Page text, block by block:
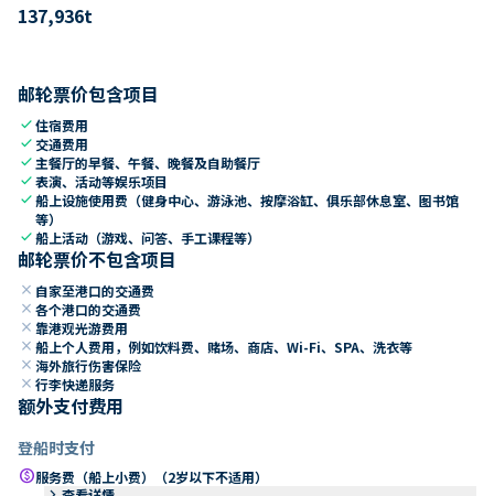
137,936t
邮轮票价包含项目
check住宿费用
check 交通费用
check 主餐厅的早餐、午餐、晚餐及自助餐厅
check表演、活动等娱乐项目
check船上设施使用费（健身中心、游泳池、按摩浴缸、俱乐部休息室、图书馆
等）
check船上活动（游戏、问答、手工课程等）
邮轮票价不包含项目
close 自家至港口的交通费
close 各个港口的交通费
close 靠港观光游费用
close 船上个人费用，例如饮料费、赌场、商店、Wi-Fi、SPA、洗衣等
close 海外旅行伤害保险
close 行李快递服务
额外支付费用
登船时支付
paid服务费（船上小费）（2岁以下不适用）